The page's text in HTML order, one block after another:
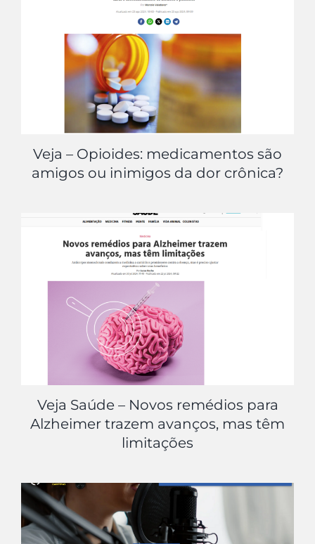
Veja – Opioides: medicamentos são
amigos ou inimigos da dor crônica?
Veja Saúde – Novos remédios para
Alzheimer trazem avanços, mas têm
limitações